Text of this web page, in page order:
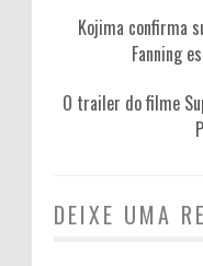
Kojima confirma
Fanning
O trailer do filme
DEIXE UMA